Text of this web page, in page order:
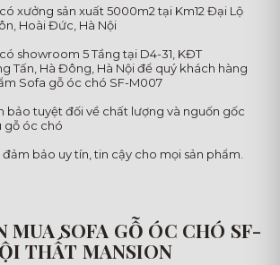
xưởng sản xuất 5000m2 tại Km12 Đại Lộ
Hoài Đức, Hà Nội
showroom 5 Tầng tại D4-31, KĐT
Tấn, Hà Đông, Hà Nội để quý khách hàng
Sofa gỗ óc chó SF-M007
bảo tuyệt đối về chất lượng và nguốn gốc
gỗ óc chó
bảo uy tín, tin cậy cho mọi sản phẩm.
MUA SOFA GỖ ÓC CHÓ SF-
THẤT MANSION